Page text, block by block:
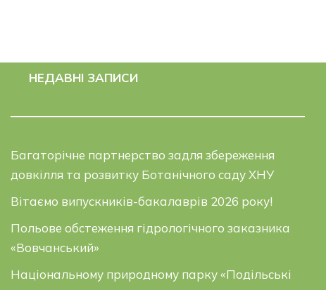
НЕДАВНІ ЗАПИСИ
Багаторічне партнерство задля збереження
довкілля та розвитку Ботанічного саду ХНУ
Вітаємо випускників-бакалаврів 2026 року!
Польове обстеження гідрологічного заказника
«Вовчанський»
Національному природному парку «Подільські